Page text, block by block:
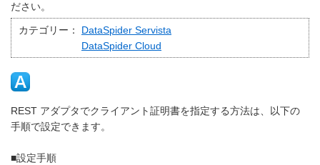
ださい。
カテゴリー：
DataSpider Servista
DataSpider Cloud
REST アダプタでクライアント証明書を指定する方法は、以下の
手順で設定できます。
■設定手順